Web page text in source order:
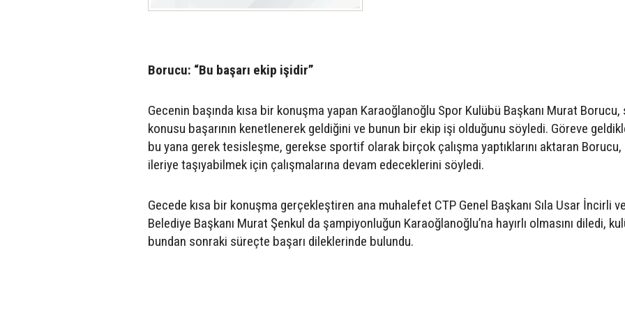
Borucu: “Bu başarı ekip işidir”
Gecenin başında kısa bir konuşma yapan Karaoğlanoğlu Spor Kulübü Başkanı Murat Borucu,
konusu başarının kenetlenerek geldiğini ve bunun bir ekip işi olduğunu söyledi. Göreve
bu yana gerek tesisleşme, gerekse sportif olarak birçok çalışma yaptıklarını aktaran Borucu,
ileriye taşıyabilmek için çalışmalarına devam edeceklerini söyledi.
Gecede kısa bir konuşma gerçekleştiren ana muhalefet CTP Genel Başkanı Sıla Usar İncirli
Belediye Başkanı Murat Şenkul da şampiyonluğun Karaoğlanoğlu’na hayırlı olmasını diledi,
bundan sonraki süreçte başarı dileklerinde bulundu.